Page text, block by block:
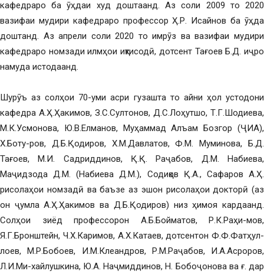
кафедраро ба ӯҳдаи худ доштаанд. Аз соли 2009 то 2020
вазифаи мудири кафедраро профессор Ҳ.Р. Исайнов ба ӯҳда
доштанд. Аз апрели соли 2020 то имрӯз ва вазифаи мудири
кафедраро номзади илмҳои иқтисодӣ, дотсент Тағоев Б.Д. иҷро
намуда истодаанд.
Шурӯъ аз солҳои 70-уми асри гузашта то айни ҳол устодони
кафедра А.Ҳ.Ҳакимов, З.С.Султонов, Д.С.Лоҳутшо, Т.Г.Шодиева,
М.К.Усмонова, Ю.В.Елманов, Муҳаммад Алъам Бозгор (ҶИА),
Х.Боту-ров, Д.Б.Қодиров, Х.М.Давлатов, Ф.М. Муминова, Б.Д.
Тағоев, М.И. Садриддинов, Қ.Қ. Раҷабов, Д.М. Набиева,
Маҷидзода Д.М. (Набиева Д.М.), Содиқов Қ.А., Сафаров А.Ҳ.
рисолаҳои номзадӣ ва баъзе аз эшон рисолаҳои докторӣ (аз
он ҷумла А.Ҳ.Ҳакимов ва Д.Б.Қодиров) низ ҳимоя кардаанд.
Солҳои зиёд профессорон А.Б.Бойматов, Р.К.Раҳи-мов,
Я.Г.Бронштейн, Ч.Х.Каримов, А.Х.Катаев, дотсентон Ф.Ф.Фатҳул-
лоев, М.Р.Бобоев, И.М.Клеандров, Р.М.Раҷабов, И.А.Асроров,
Л.И.Ми-хайлушкина, Ю.А. Наҷмиддинов, Н. Бобоҷонова ва ғ. дар